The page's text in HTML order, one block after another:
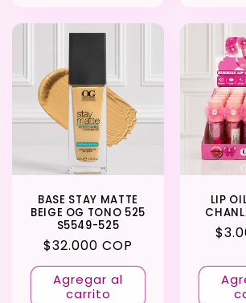
BASE STAY MATTE
BEIGE OG TONO 525
S5549-525
Precio
habitual
$32.000 COP
Agregar al
carrito
LIP